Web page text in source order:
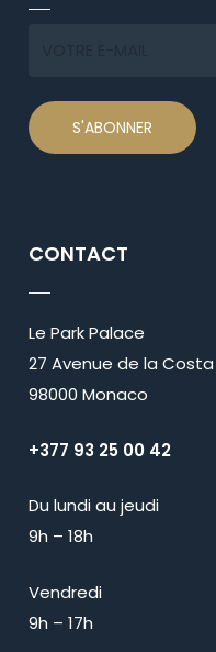
CONTACT
Le Park Palace
27 Avenue de la Costa
98000 Monaco
+377 93 25 00 42
Du lundi au jeudi
9h – 18h
Vendredi
9h – 17h